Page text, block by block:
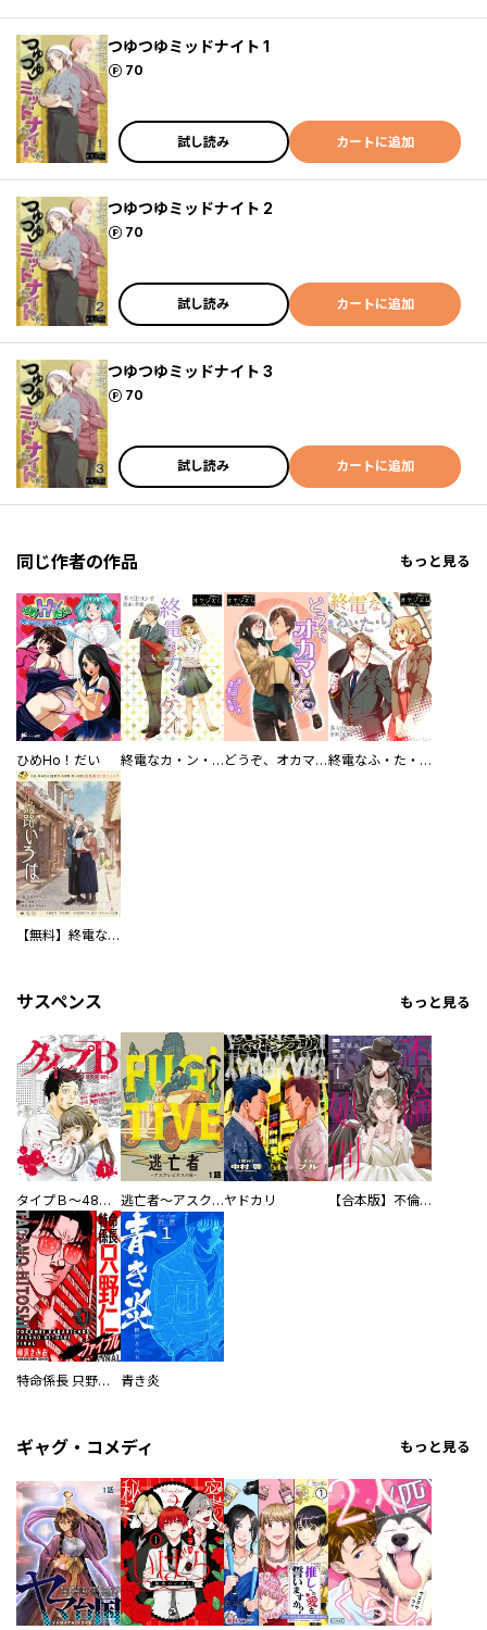
つゆつゆミッドナイト 1
70
ポイント
試し読み カートに追加
つゆつゆミッドナイト 2
70
ポイント
試し読み カートに追加
つゆつゆミッドナイト 3
70
ポイント
試し読み カートに追加
同じ作者の作品 もっと見る
ひめHo！だい 終電なカ・ン・ケ・イ どうぞ、オカマいなく 終電なふ・た・り
【無料】終電なふ・た・り 旅 ～飛鳥路いろは～
サスペンス もっと見る
タイプＢ～48時間後、致死率100％～【単話】 逃亡者～アスクレピオスの杖～ヤドカリ 【合本版】不倫処刑
特命係長 只野仁ファイナル 愛蔵版 青き炎
ギャグ・コメディ もっと見る